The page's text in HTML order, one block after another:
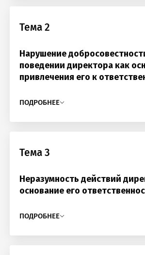
Тема 2
Нарушение
поведении директора как
привлечения его к
ПОДРОБНЕЕ
Тема 3
Неразумность действий
основание его
ПОДРОБНЕЕ